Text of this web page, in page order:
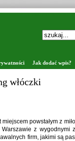
Jak dodać wpis?
włóczki
powstałym z
z wygodnymi
firm, jakimi są